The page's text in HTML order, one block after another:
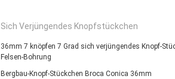
Sich Verjüngendes Knopfstückchen
36mm 7 knöpfen 7 Grad sich verjüngendes Knopf-
Felsen-Bohrung
Bergbau-Knopf-Stückchen Broca Conica 36mm